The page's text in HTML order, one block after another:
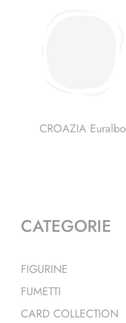
CONTATTI
CROAZIA Euralbo
CATEGORIE
FIGURINE
FUMETTI
CARD COLLECTION